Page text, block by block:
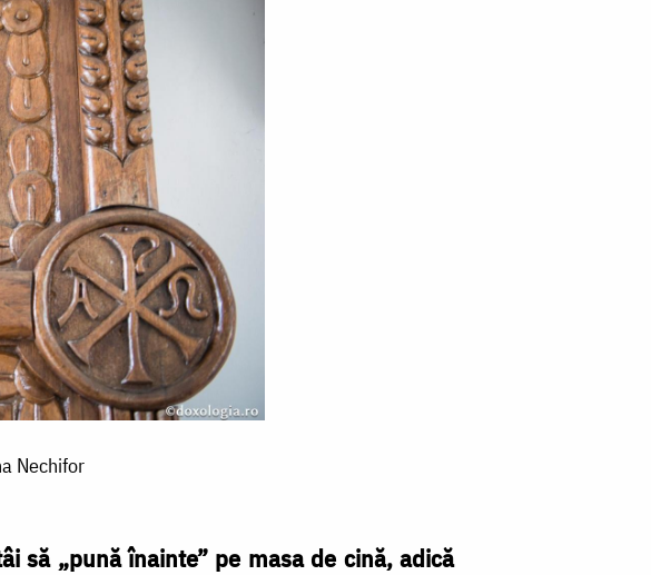
Nechifor
să „pună înainte” pe masa de cină, adică